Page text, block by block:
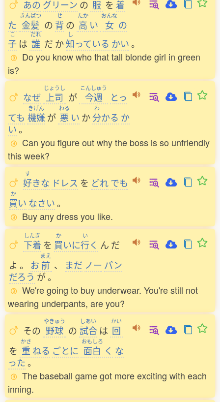
あの グリーン の 服 を 着
た
きんぱつ
金髪 の
せ
背 の
たか
高 い
おんな
女 の
こ
子 は
だれ
誰 だ か
し
知っている かい。
Do you know who that tall blonde girl in green
is?
なぜ
じょうし
上司 が
こんしゅう
今週
とっ
ても
きげん
機嫌 が
わる
悪 い か
わ
分かる か
い。
Can you figure out why the boss is so unfriendly
this week?
す
好きな ドレス を どれでも
か
買い なさい。
Buy any dress you like.
したぎ
下着 を
か
買いに
い
行く ん だ
よ 。 お
まえ
前 、 まだ ノー パン
だろう が。
We're going to buy underwear. You're still not
wearing underpants, are you?
その
やきゅう
野球 の
しあい
試合 は
かい
回
を
かさ
重 ねる ごとに
おもしろ
面白 く な
った。
The baseball game got more exciting with each
inning.